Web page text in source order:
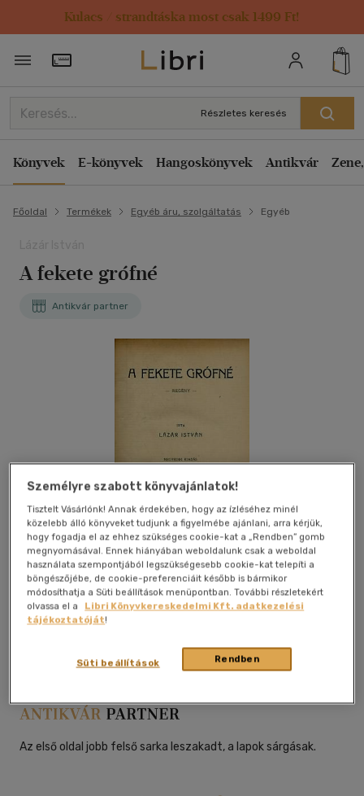
Kulacs / strandtáska most csak 1499 Ft!
Törzsvásárlói Kártya adatai
Részletes keresés
Könyvek E-könyvek Hangoskönyvek Antikvár
Főoldal Termékek Egyéb áru, szolgáltatás Egyéb
A fekete grófné
Antikvár partner
Kívánságlistához adom
Az első oldal jobb felső sarka leszakadt, a lapok sárgásak.
Személyre szabott könyvajánlatok!
Tisztelt Vásárlónk! Annak érdekében, hogy az ízléséhez minél
közelebb álló könyveket tudjunk a figyelmébe ajánlani, arra kérjük,
hogy fogadja el az ehhez szükséges cookie-kat a „Rendben” gomb
megnyomásával. Ennek hiányában weboldalunk csak a weboldal
használata szempontjából legszükségesebb cookie-kat telepíti a
böngészőjébe, de cookie-preferenciáit később is bármikor
módosíthatja a Süti beállítások menüpontban. További részletekért
olvassa el a
Libri Könyvkereskedelmi Kft. adatkezelési
tájékoztatóját!
Rendben
Süti beállítások